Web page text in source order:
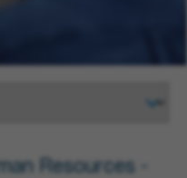
Resources -